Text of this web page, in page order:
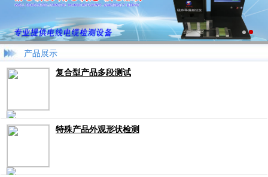
产品展示
复合型产品多段测试
特殊产品外观形状检测